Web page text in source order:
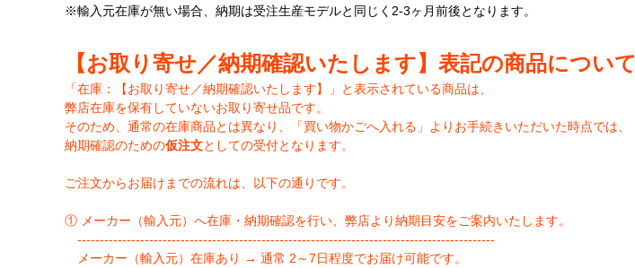
※輸入元在庫が無い場合、納期は受注生産モデルと同じく2-3ヶ月前後となります。
【お取り寄せ／納期確認いたします】表記の商品について
「在庫：【お取り寄せ／納期確認いたします】」と表示されている商品は、
弊店在庫を保有していないお取り寄せ品です。
そのため、通常の在庫商品とは異なり、「買い物かごへ入れる」よりお手続きいただいた時点では、
納期確認のための仮注文としての受付となります。
ご注文からお届けまでの流れは、以下の通りです。
① メーカー（輸入元）へ在庫・納期確認を行い、弊店より納期目安をご案内いたします。
---------------------------------------------------------------------------------------------
メーカー（輸入元）在庫あり → 通常 2～7日程度でお届け可能です。